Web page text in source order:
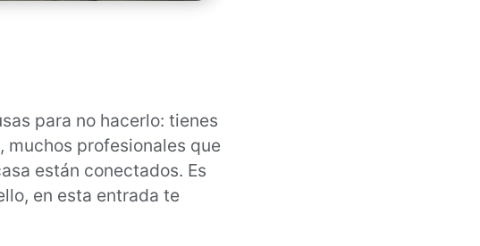
para no hacerlo: tienes
muchos profesionales que
están conectados. Es
en esta entrada te